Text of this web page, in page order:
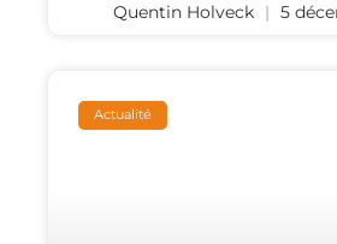
Quentin Holveck 5
Actualité